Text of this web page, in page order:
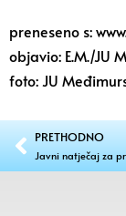
preneseno s:
objavio: E.M./JU
foto: JU
PRETHODNO